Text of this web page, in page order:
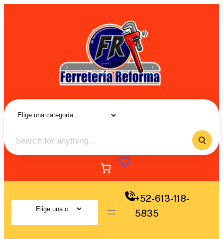
+52-613-118-
5835